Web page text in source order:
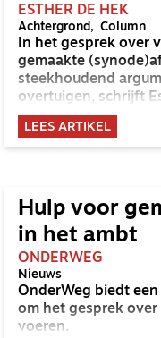
ESTHER DE HEK
Achtergrond Column
In het gesprek over
gemaakte
steekhoudend
overtuigen, schrijft
LEES ARTIKEL
Hulp voor
in het ambt
ONDERWEG
Nieuws
OnderWeg biedt
om het gesprek
voeren.